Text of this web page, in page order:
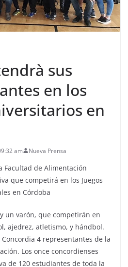
sus
en los
en
am Nueva Prensa
Facultad de Alimentación
que competirá en los Juegos
en Córdoba
un varón, que competirán en
ajedrez, atletismo, y hándbol.
4 representantes de la
Los once concordienses
de 120 estudiantes de toda la